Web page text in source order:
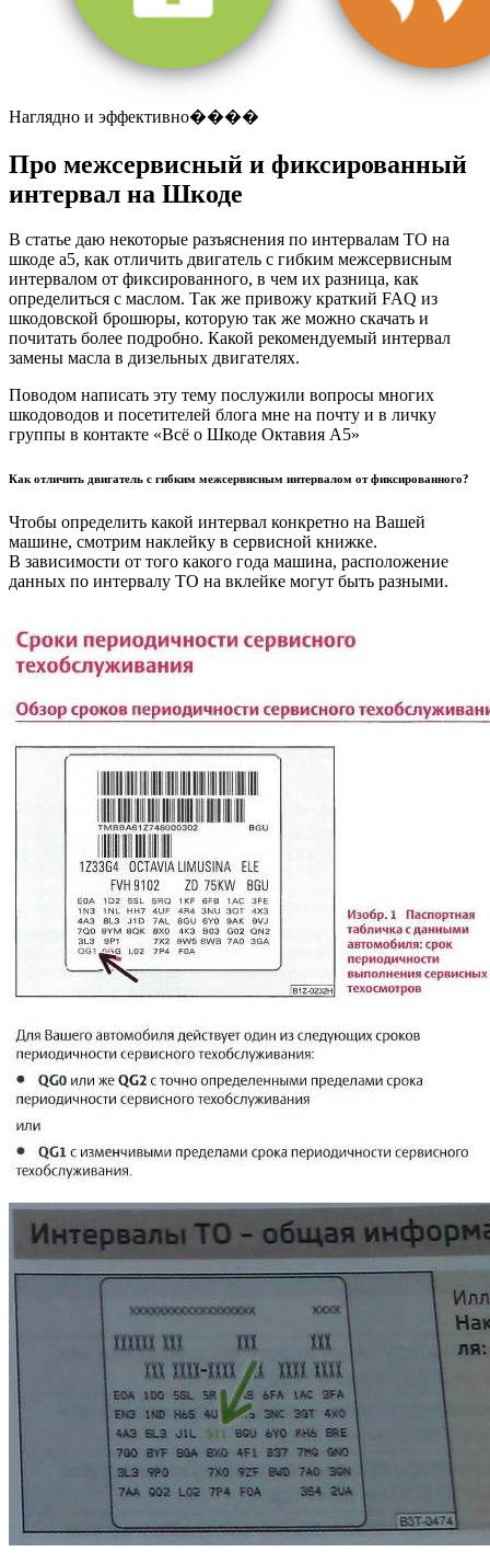
Наглядно и эффективно����
Про межсервисный и фиксированный
интервал на Шкоде
В статье даю некоторые разъяснения по интервалам ТО на
шкоде а5, как отличить двигатель с гибким межсервисным
интервалом от фиксированного, в чем их разница, как
определиться с маслом. Так же привожу краткий FAQ из
шкодовской брошюры, которую так же можно скачать и
почитать более подробно. Какой рекомендуемый интервал
замены масла в дизельных двигателях.
Поводом написать эту тему послужили вопросы многих
шкодоводов и посетителей блога мне на почту и в личку
группы в контакте «Всё о Шкоде Октавия А5»
Как отличить двигатель с гибким межсервисным интервалом от фиксированного?
Чтобы определить какой интервал конкретно на Вашей
машине, смотрим наклейку в сервисной книжке.
В зависимости от того какого года машина, расположение
данных по интервалу ТО на вклейке могут быть разными.